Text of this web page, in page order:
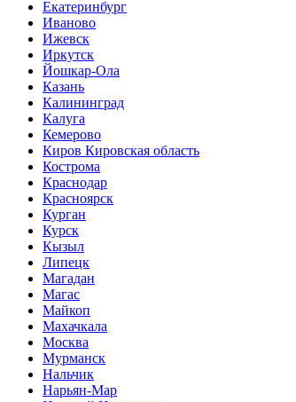
Екатеринбург
Иваново
Ижевск
Иркутск
Йошкар-Ола
Казань
Калининград
Калуга
Кемерово
Киров Кировская область
Кострома
Краснодар
Красноярск
Курган
Курск
Кызыл
Липецк
Магадан
Магас
Майкоп
Махачкала
Москва
Мурманск
Нальчик
Нарьян-Мар